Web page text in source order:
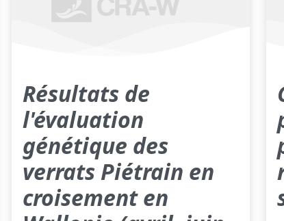
Résultats de
l'évaluation
génétique des
verrats Piétrain en
croisement en